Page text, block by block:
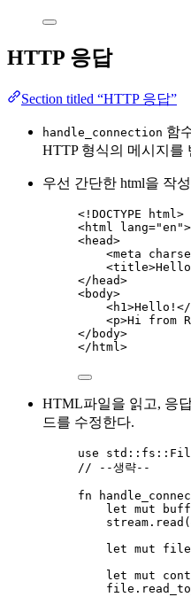
HTTP 응답
Section titled “HTTP 응답”
handle_connection 함
HTTP 형식의 메시지를
우선 간단한 html을 작
<! DOCTYPE html>
<html lang="en ">
<head>
<meta
<title>
</ head>
<body>
<h1>Hello! </
<p>Hi from
</ body>
</ html>
HTML파일을 읽고, 응
드를 수정한다.
use std :: fs ::
// --생략--
fn
let mut
stream . read (
let mut file
let mut
file .